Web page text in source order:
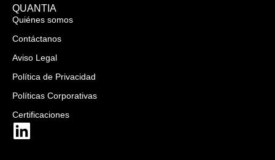
QUANTIA
Quiénes somos
Contáctanos
Aviso Legal
Política de Privacidad
Políticas Corporativas
Certificaciones